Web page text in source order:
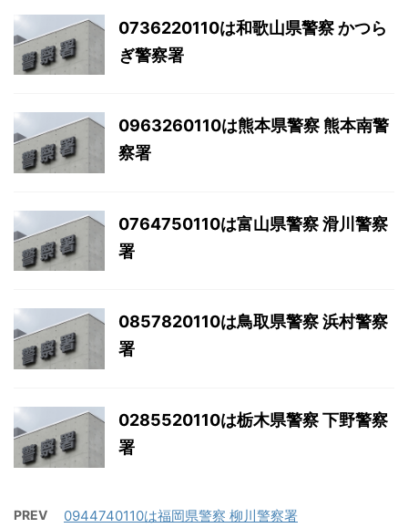
0736220110は和歌山県警察 かつら
ぎ警察署
0963260110は熊本県警察 熊本南警
察署
0764750110は富山県警察 滑川警察
署
0857820110は鳥取県警察 浜村警察
署
0285520110は栃木県警察 下野警察
署
PREV 0944740110は福岡県警察 柳川警察署